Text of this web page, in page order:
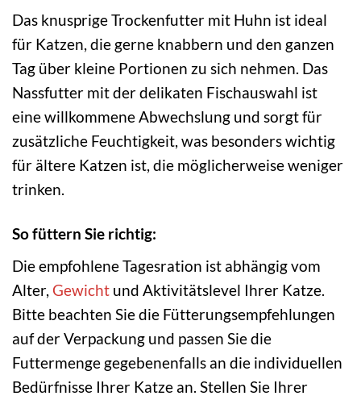
Das knusprige Trockenfutter mit Huhn ist ideal
für Katzen, die gerne knabbern und den ganzen
Tag über kleine Portionen zu sich nehmen. Das
Nassfutter mit der delikaten Fischauswahl ist
eine willkommene Abwechslung und sorgt für
zusätzliche Feuchtigkeit, was besonders wichtig
für ältere Katzen ist, die möglicherweise weniger
trinken.
So füttern Sie richtig:
Die empfohlene Tagesration ist abhängig vom
Alter, Gewicht und Aktivitätslevel Ihrer Katze.
Bitte beachten Sie die Fütterungsempfehlungen
auf der Verpackung und passen Sie die
Futtermenge gegebenenfalls an die individuellen
Bedürfnisse Ihrer Katze an. Stellen Sie Ihrer